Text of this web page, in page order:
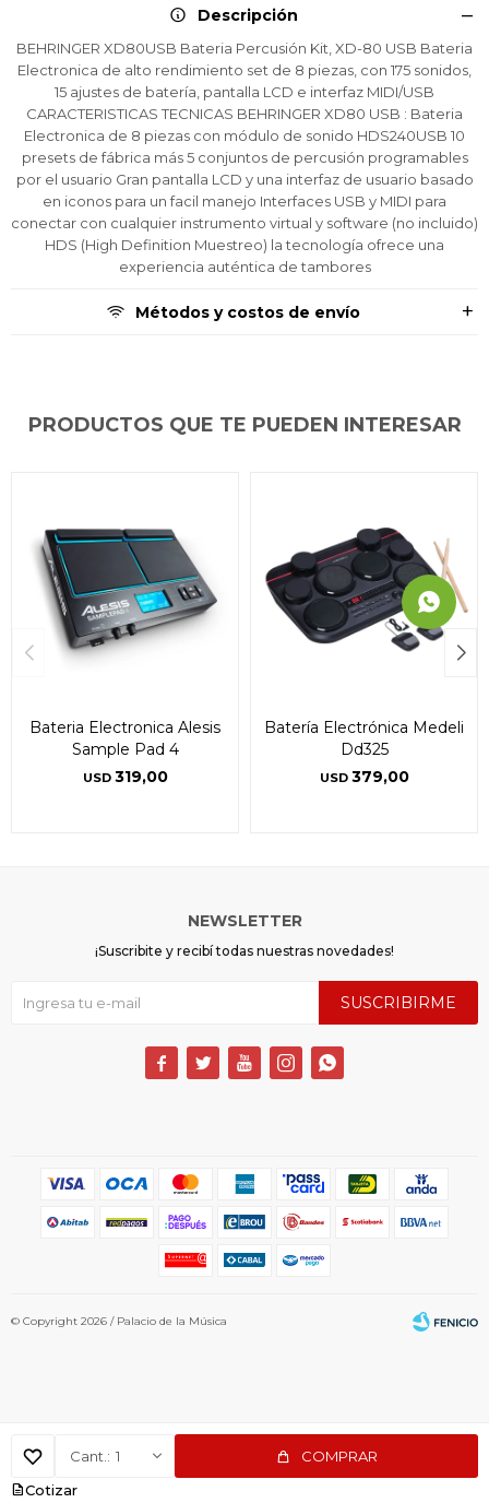
1
COMPRAR
Cotizar
Descripción
BEHRINGER XD80USB Bateria Percusión Kit, XD-80 USB Bateria
Electronica de alto rendimiento set de 8 piezas, con 175 sonidos,
15 ajustes de batería, pantalla LCD e interfaz MIDI/USB
CARACTERISTICAS TECNICAS BEHRINGER XD80 USB : Bateria
Electronica de 8 piezas con módulo de sonido HDS240USB 10
presets de fábrica más 5 conjuntos de percusión programables
por el usuario Gran pantalla LCD y una interfaz de usuario basado
en iconos para un facil manejo Interfaces USB y MIDI para
conectar con cualquier instrumento virtual y software (no incluido)
HDS (High Definition Muestreo) la tecnología ofrece una
experiencia auténtica de tambores
Métodos y costos de envío
PRODUCTOS QUE TE PUEDEN INTERESAR
Bateria Electronica Alesis
Sample Pad 4
USD 319,00
Batería Electrónica Medeli
Dd325
USD 379,00
Después, hasta en 12
cuotas y sin tocar tu
tarjeta de crédito
Pago Después:
Celular
Fecha de nacimiento
Día Mes Año
Continuar
Estás calificado para comprar usando Pago
Después.
¡Tenés hasta
para comprar en las cuotas que
Elegí tus productos preferidos
Elegís Pago Después como metodo de pago
* sujeto a aprobación crediticia. El monto disponible
puede variar por comercio
Ups!
Parece que no tenes oferta, lamentamos
el inconveniente, por cualquier duda
contactanos en
preguntas@pagodespues.com.uy
¡Algo salió mal!
Por favor intenta nuevamente mas tarde.
NEWSLETTER
¡Suscribite y recibí todas nuestras novedades!
SUSCRIBIRME
    
© Copyright 2026 / Palacio de la Música
Después, hasta en 12
cuotas y sin tocar tu
tarjeta de crédito
Pago Después:
Celular
Fecha de nacimiento
Día Mes Año
Continuar
Estás calificado para comprar usando Pago
Después.
¡Tenés hasta
para comprar en las cuotas que
Elegí tus productos preferidos
Elegís Pago Después como metodo de pago
* sujeto a aprobación crediticia. El monto disponible
puede variar por comercio
Ups!
Parece que no tenes oferta, lamentamos
el inconveniente, por cualquier duda
contactanos en
preguntas@pagodespues.com.uy
¡Algo salió mal!
Por favor intenta nuevamente mas tarde.
Después, hasta en 12
cuotas y sin tocar tu
tarjeta de crédito
Pago Después:
Celular
Fecha de nacimiento
Día Mes Año
Continuar
Estás calificado para comprar usando Pago
Después.
¡Tenés hasta
para comprar en las cuotas que
Elegí tus productos preferidos
Elegís Pago Después como metodo de pago
* sujeto a aprobación crediticia. El monto disponible
puede variar por comercio
Ups!
Parece que no tenes oferta, lamentamos
el inconveniente, por cualquier duda
contactanos en
preguntas@pagodespues.com.uy
¡Algo salió mal!
Por favor intenta nuevamente mas tarde.